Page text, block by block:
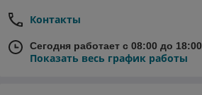
Контакты
Сегодня работает с 08:00 до 18:00
Показать весь график работы